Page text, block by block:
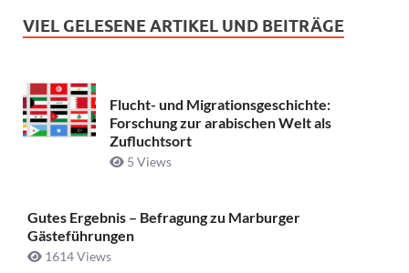
VIEL GELESENE ARTIKEL UND BEITRÄGE
Flucht- und Migrationsgeschichte:
Forschung zur arabischen Welt als
Zufluchtsort
5 Views
Gutes Ergebnis – Befragung zu Marburger
Gästeführungen
1614 Views